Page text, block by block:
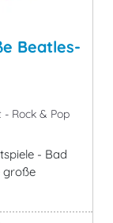
Beatles-
- Rock & Pop
- Bad
große